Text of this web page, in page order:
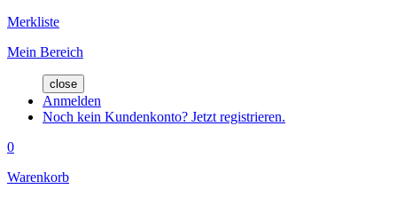
Merkliste
Mein Bereich
close
Anmelden
Noch kein Kundenkonto? Jetzt registrieren.
0
Warenkorb